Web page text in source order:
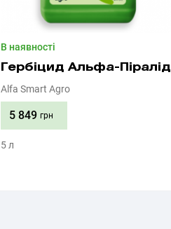
В наявності
Гербіцид Альфа-Піралід
Alfa Smart Agro
5 849 грн
5 л